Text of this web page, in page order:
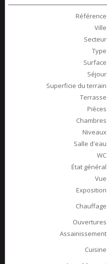
Référence
Ville
Secteur
Type
Surface
Séjour
Superficie du terrain
Terrasse
Pièces
Chambres
Niveaux
Salle d'eau
WC
État général
Vue
Exposition
Chauffage
Ouvertures
Assainissement
Cuisine